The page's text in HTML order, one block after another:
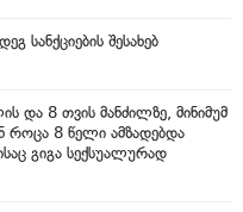
სანქციების შესახებ
და 8 თვის მანძილზე, მინიმუმ
როცა 8 წელი ამზადებდა
გიგა სექსუალურად